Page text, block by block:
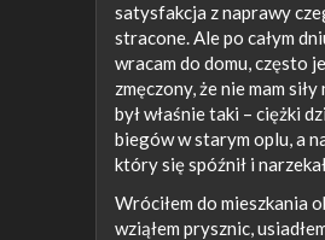
satysfakcja z naprawy
stracone. Ale po całym
wracam do domu, często
zmęczony, że nie mam
był właśnie taki – ciężki
biegów w starym oplu, a
który się spóźnił i
Wróciłem do mieszkania
wziąłem prysznic,